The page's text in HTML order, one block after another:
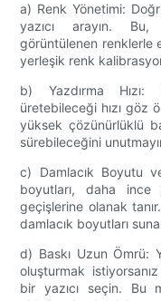
a) Renk Yönetimi:
yazıcı arayın. Bu,
görüntülenen renklerle
yerleşik renk
b) Yazdırma Hızı:
üretebileceği hızı göz
yüksek çözünürlüklü
sürebileceğini
c) Damlacık Boyutu
boyutları, daha ince
geçişlerine olanak
damlacık boyutları
d) Baskı Uzun Ömrü:
oluşturmak
bir yazıcı seçin. Bu